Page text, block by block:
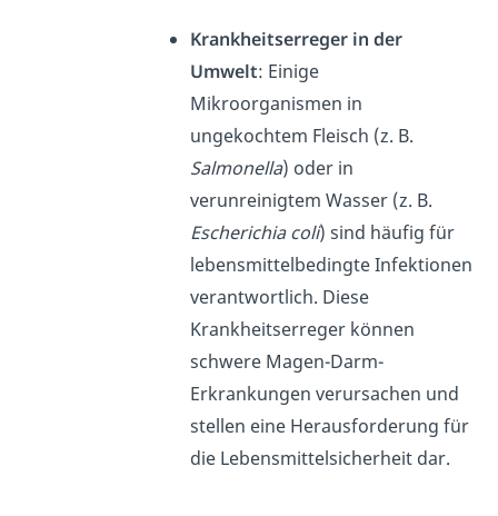
Krankheitserreger in der
Umwelt: Einige
Mikroorganismen in
ungekochtem Fleisch (z. B.
Salmonella) oder in
verunreinigtem Wasser (z. B.
Escherichia coli) sind häufig für
lebensmittelbedingte Infektionen
verantwortlich. Diese
Krankheitserreger können
schwere Magen-Darm-
Erkrankungen verursachen und
stellen eine Herausforderung für
die Lebensmittelsicherheit dar.